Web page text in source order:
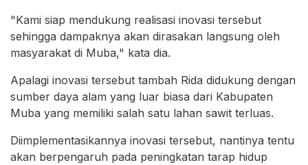
"Kami siap mendukung realisasi inovasi tersebut
sehingga dampaknya akan dirasakan langsung oleh
masyarakat di Muba," kata dia.
Apalagi inovasi tersebut tambah Rida didukung dengan
sumber daya alam yang luar biasa dari Kabupaten
Muba yang memiliki salah satu lahan sawit terluas.
Diimplementasikannya inovasi tersebut, nantinya tentu
akan berpengaruh pada peningkatan tarap hidup